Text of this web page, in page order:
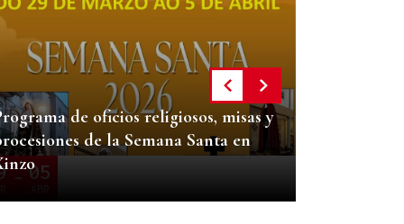
- 05
de oficios religiosos, misas y
de la Semana Santa en